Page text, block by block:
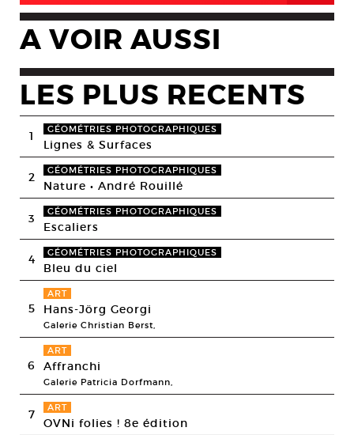
A VOIR AUSSI
LES PLUS RECENTS
1 GÉOMÉTRIES PHOTOGRAPHIQUES
Lignes & Surfaces
2 GÉOMÉTRIES PHOTOGRAPHIQUES
Nature • André Rouillé
3 GÉOMÉTRIES PHOTOGRAPHIQUES
Escaliers
4 GÉOMÉTRIES PHOTOGRAPHIQUES
Bleu du ciel
5
ART
Hans-Jörg Georgi
Galerie Christian Berst,
6
ART
Affranchi
Galerie Patricia Dorfmann,
7 ART
OVNi folies ! 8e édition